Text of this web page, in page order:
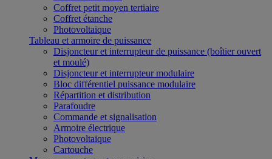
Coffret petit moyen tertiaire
Coffret étanche
Photovoltaïque
Tableau et armoire de puissance
Disjoncteur et interrupteur de puissance (boîtier ouvert
et moulé)
Disjoncteur et interrupteur modulaire
Bloc différentiel puissance modulaire
Répartition et distribution
Parafoudre
Commande et signalisation
Armoire électrique
Photovoltaïque
Cartouche